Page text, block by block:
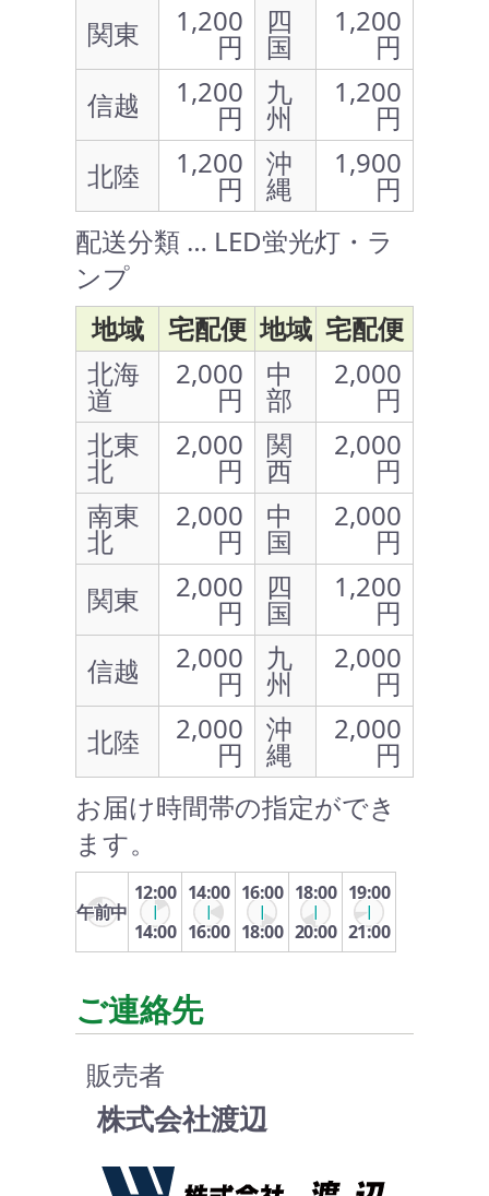
関東
1,200
円
四
国
1,200
円
信越
1,200
円
九
州
1,200
円
北陸
1,200
円
沖
縄
1,900
円
配送分類 … LED蛍光灯・ラ
ンプ
地域
宅配便 地域 宅配便
北海
道
2,000
円
中
部
2,000
円
北東
北
2,000
円
関
西
2,000
円
南東
北
2,000
円
中
国
2,000
円
関東
2,000
円
四
国
1,200
円
信越
2,000
円
九
州
2,000
円
北陸
2,000
円
沖
縄
2,000
円
お届け時間帯の指定ができ
ます。
午前中
12:00
14:00
14:00
16:00
16:00
18:00
18:00
20:00
19:00
21:00
ご連絡先
販売者
株式会社渡辺